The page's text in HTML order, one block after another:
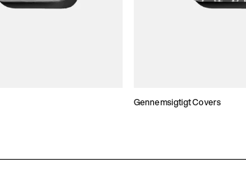
Gennemsigtigt Covers